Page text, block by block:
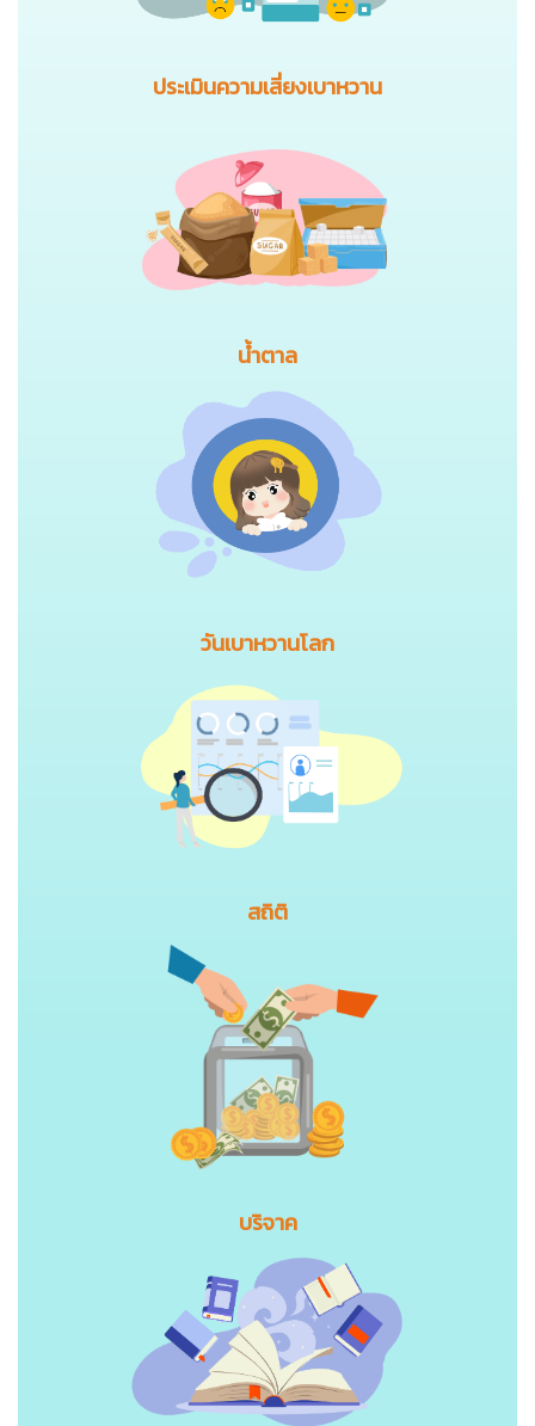
ประเมินความเสี่ยงเบาหวาน
น้ำตาล
วันเบาหวานโลก
สถิติ
บริจาค